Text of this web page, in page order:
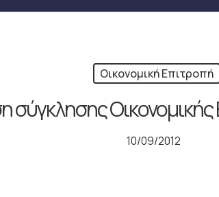
Οικονομική Επιτροπή
σύγκλησης
10/09/2012